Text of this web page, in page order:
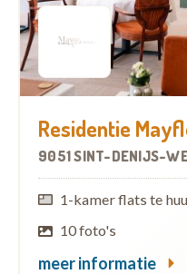
Residentie
9051 SINT-DENIJS-
1-kamer flats te
10 foto's
meer informatie